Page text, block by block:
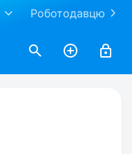
Роботодавцю